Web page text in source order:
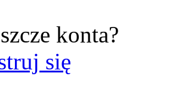
konta?
się